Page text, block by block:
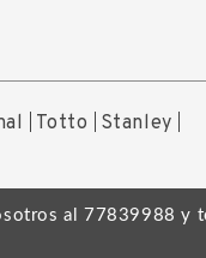
al 77839988 y
Totto Stanley